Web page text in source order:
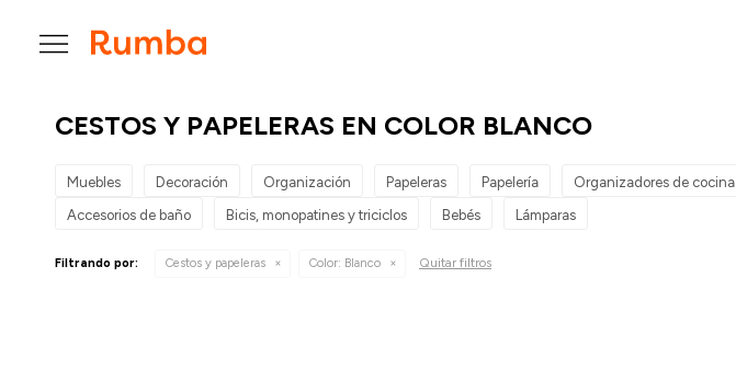

CESTOS Y PAPELERAS EN COLOR BLANCO
Muebles Decoración Organización Papeleras Papelería Organizadores de cocina
Accesorios de baño
Bicis, monopatines y triciclos Bebés Lámparas
Filtrando por: Cestos y papeleras Color: Blanco Quitar filtros